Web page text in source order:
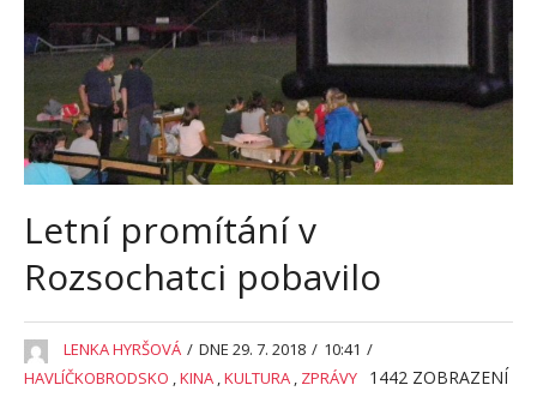
Letní promítání v
Rozsochatci pobavilo
LENKA HYRŠOVÁ / DNE 29. 7. 2018 / 10:41 /
HAVLÍČKOBRODSKO ,KINA ,KULTURA , ZPRÁVY 1442 ZOBRAZENÍ